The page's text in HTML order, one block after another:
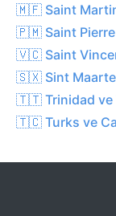
🇲🇫 Saint
🇵🇲 Saint Pierre
🇻🇨 Saint
🇸🇽 Sint
🇹🇹 Trinidad ve
🇹🇨 Turks ve